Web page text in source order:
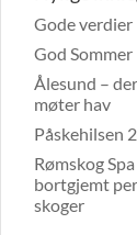
Gode verdier
God Sommer
Ålesund –
møter hav
Påskehilsen
Rømskog
bortgjemt
skoger